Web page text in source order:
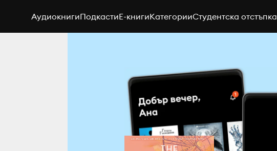
АудиокнигиПодкастиE-книгиКатегорииСтудентска отстъпка